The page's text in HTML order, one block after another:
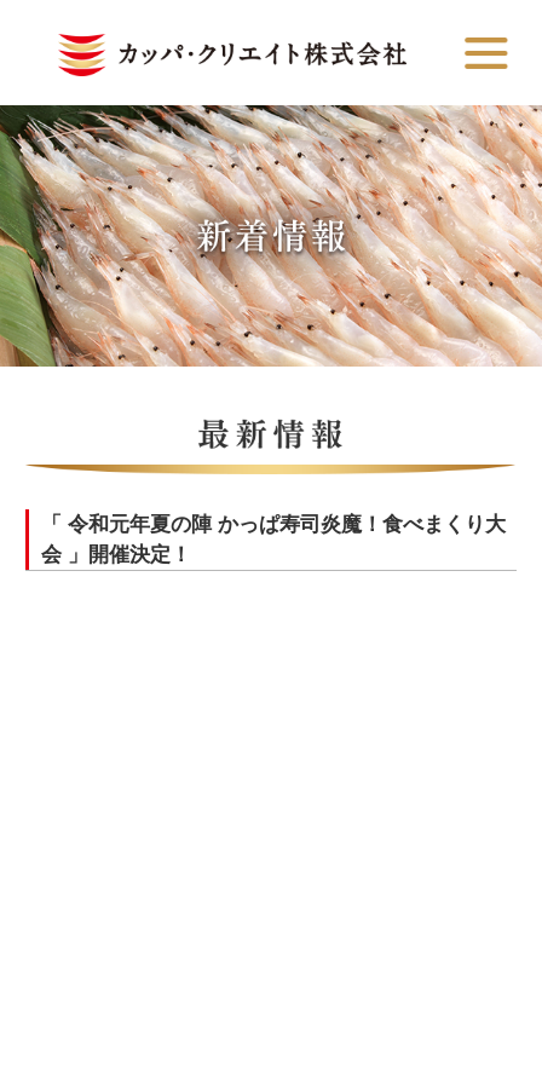
「 令和元年夏の陣 かっぱ寿司炎魔！食べまくり大
会 」開催決定！